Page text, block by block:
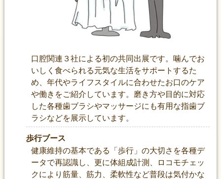
口腔関連３社による初の共同出展です。噛んでお
いしく食べられる元気な生活をサポートするた
め、年代やライフスタイルに合わせたお口のケア
や働きをご紹介しています。磨き方や目的に対応
した各種歯ブラシやマッサージにも有用な指歯ブ
ラシなどを展示しています。
歩行ブース
健康維持の基本である「歩行」の大切さを各種デ
ータで再認識し、更に体組成計測、ロコモチェッ
クにより筋量、筋力、柔軟性など普段は気付かな